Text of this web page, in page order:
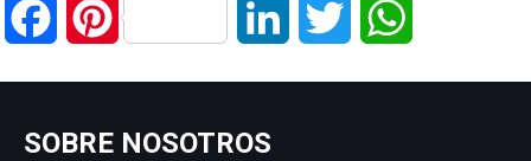
FacebookPinterest LinkedIn Twitter
SOBRE NOSOTROS